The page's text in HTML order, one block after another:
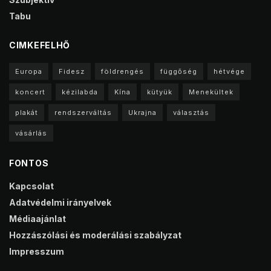
Tabu
CIMKEFELHŐ
Europa Fidesz földrengés függőség hétvége
koncert kézilabda Kína kütyük Menekültek
plakát rendszerváltás Ukrajna választás
vásárlás
FONTOS
Kapcsolat
Adatvédelmi irányelvek
Médiaajánlat
Hozzászólási és moderálási szabályzat
Impresszum